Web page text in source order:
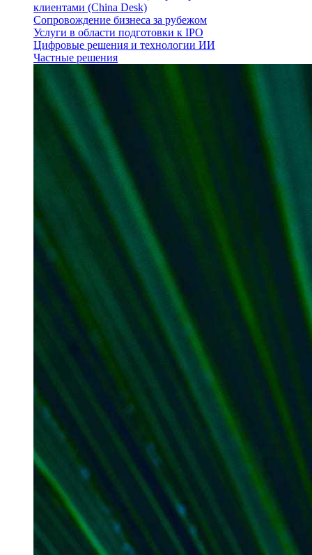
клиентами (China Desk)
Сопровождение бизнеса за рубежом
Услуги в области подготовки к IPO
Цифровые решения и технологии ИИ
Частные решения